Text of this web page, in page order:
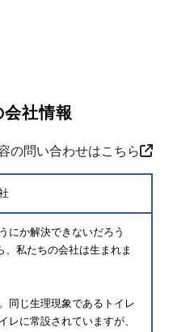
社情報
の問い合わせはこちら
にか解決できないだろう
、私たちの会社は生まれま
同じ生理現象であるトイレ
レに常設されていますが、